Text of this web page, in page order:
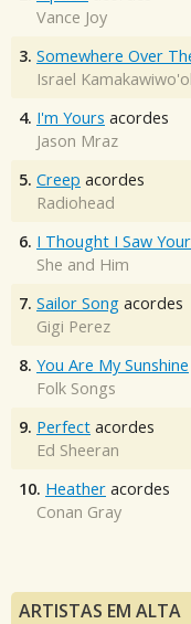
Vance Joy
3. Somewhere Over
Israel
4. I'm Yours acordes
Jason Mraz
5. Creep acordes
Radiohead
6. I Thought I Saw
She and Him
7. Sailor Song acordes
Gigi Perez
8. You Are My Sunshine
Folk Songs
9. Perfect acordes
Ed Sheeran
10. Heather acordes
Conan Gray
ARTISTAS EM ALTA